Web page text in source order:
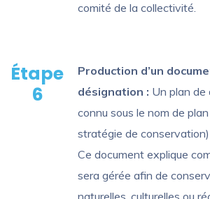
comité de la collectivité.
Étape
6
Production d’un
désignation : Un plan de
connu sous le nom de
stratégie de
Ce document explique
sera gérée afin de